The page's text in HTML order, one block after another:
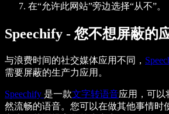
在“允许此网站”旁边选择“从不”。
Speechify - 您不想屏蔽的
与浪费时间的社交媒体应用不同，
需要屏蔽的生产力应用。
Speechify 是一款文字转语音应用，可以
然流畅的语音。您可以在做其他事情时